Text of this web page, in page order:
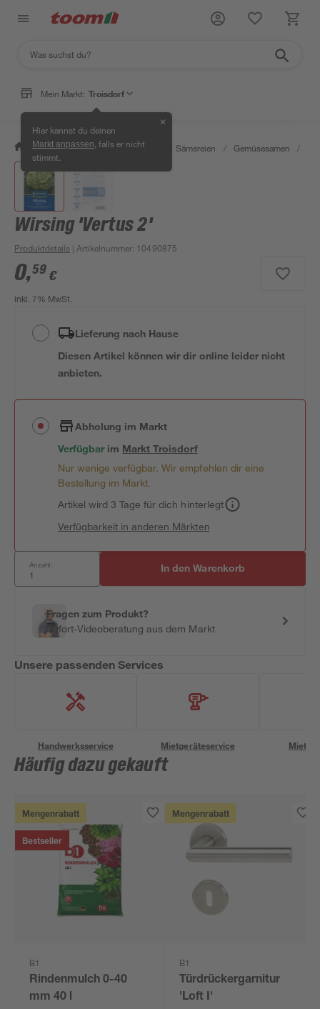
Mein Markt: Troisdorf
Hier kannst du deinen
Markt anpassen , falls er nicht
stimmt.
✕
/ Garten & Freizeit / Pflanzen Sämereien / Gemüsesamen /
Wirsing 'Vertus 2'
Produktdetails | Artikelnummer: 10490875
0,59 €
inkl. 7% MwSt.
Lieferung nach Hause
Diesen Artikel können wir dir online leider nicht
anbieten.
Abholung im Markt
Verfügbar im MarktTroisdorf
Nur wenige verfügbar. Wir empfehlen dir eine
Bestellung im Markt.
Artikel wird 3 Tage für dich hinterlegt
Verfügbarkeit in anderen Märkten
Anzahl: In den Warenkorb
Fragen zum Produkt?
Sofort-Videoberatung aus dem Markt
Unsere passenden Services
Handwerksservice Mietgeräteservice
Häufig dazu gekauft
Mengenrabatt
Bestseller
B1
Rindenmulch 0-40
mm 40 l
Mengenrabatt
B1
Türdrückergarnitur
'Loft I'